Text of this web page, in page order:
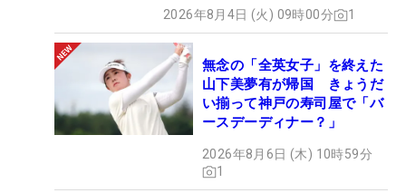
2026年8月4日 (火) 09時00分 1
無念の「全英女子」を終えた
山下美夢有が帰国 きょうだ
い揃って神戸の寿司屋で「バ
ースデーディナー？」
2026年8月6日 (木) 10時59分
1